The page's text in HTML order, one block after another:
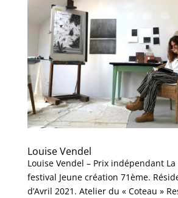
Louise Vendel
Louise Vendel – Prix indépendant
festival Jeune création 71ème.
d’Avril 2021. Atelier du « Coteau »